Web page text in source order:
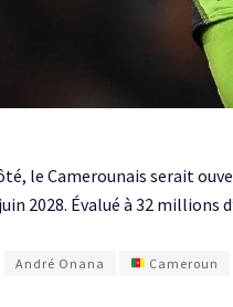
le Camerounais serait
2028. Évalué à 32 millions
André Onana Cameroun